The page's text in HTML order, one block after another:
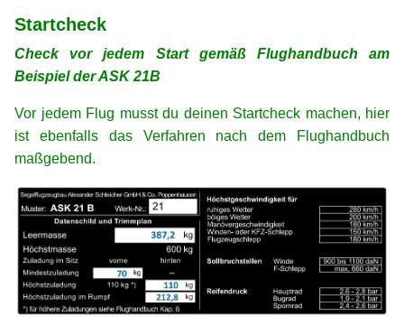
Startcheck
Check vor jedem Start gemäß Flughandbuch am
Beispiel der ASK 21B
Vor jedem Flug musst du deinen Startcheck machen, hier
ist ebenfalls das Verfahren nach dem Flughandbuch
maßgebend.